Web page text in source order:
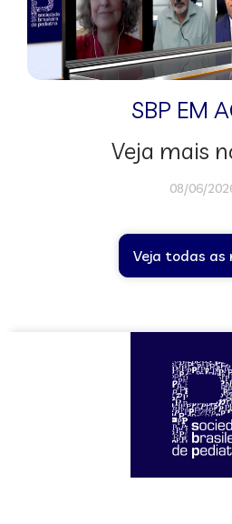
SBP EM
Veja mais
08/06/
Veja todas as